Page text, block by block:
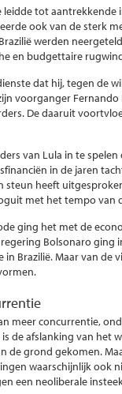
leidde tot
ook van de sterk
werden
en budgettaire
dat hij, tegen de
voorganger
De daaruit
van Lula in te
in de jaren
steun heeft
met het tempo van
ging het met de
Bolsonaro
in Brazilië. Maar van
meer concurrentie,
de afslanking van het
de grond gekomen.
waarschijnlijk ook
een neoliberale